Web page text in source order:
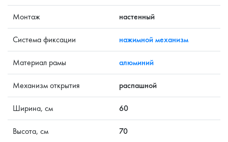
Монтаж настенный
Система фиксации нажимной механизм
Материал рамы алюминий
Механизм открытия распашной
Ширина, см 60
Высота, см 70